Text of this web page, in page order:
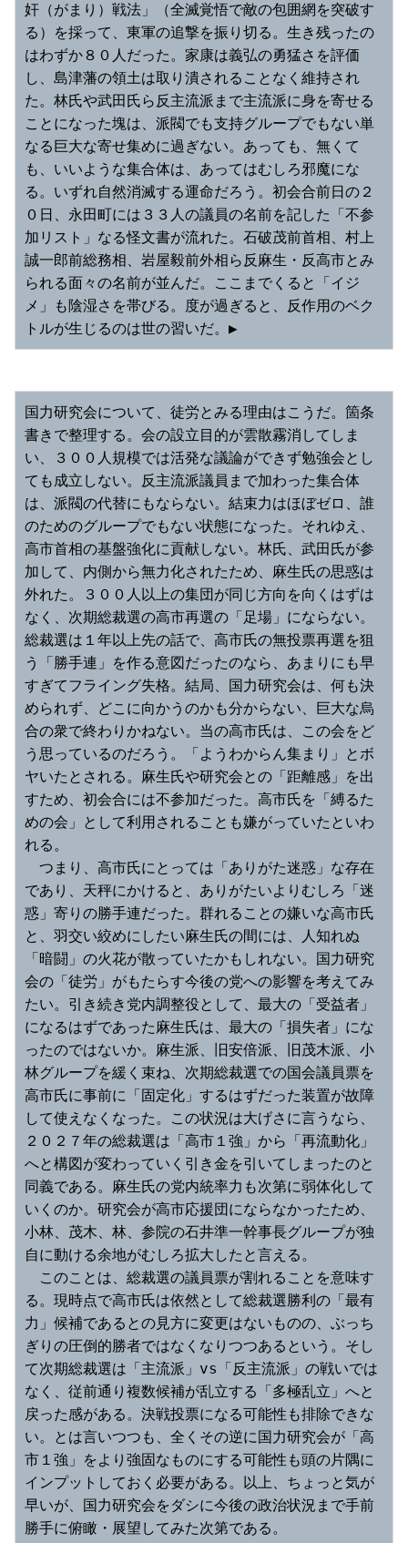
奸（がまり）戦法」（全滅覚悟で敵の包囲網を突破す
る）を採って、東軍の追撃を振り切る。生き残ったの
はわずか８０人だった。家康は義弘の勇猛さを評価
し、島津藩の領土は取り潰されることなく維持され
た。林氏や武田氏ら反主流派まで主流派に身を寄せる
ことになった塊は、派閥でも支持グループでもない単
なる巨大な寄せ集めに過ぎない。あっても、無くて
も、いいような集合体は、あってはむしろ邪魔にな
る。いずれ自然消滅する運命だろう。初会合前日の２
０日、永田町には３３人の議員の名前を記した「不参
加リスト」なる怪文書が流れた。石破茂前首相、村上
誠一郎前総務相、岩屋毅前外相ら反麻生・反高市とみ
られる面々の名前が並んだ。ここまでくると「イジ
メ」も陰湿さを帯びる。度が過ぎると、反作用のベク
トルが生じるのは世の習いだ。▶︎
国力研究会について、徒労とみる理由はこうだ。箇条
書きで整理する。会の設立目的が雲散霧消してしま
い、３００人規模では活発な議論ができず勉強会とし
ても成立しない。反主流派議員まで加わった集合体
は、派閥の代替にもならない。結束力はほぼゼロ、誰
のためのグループでもない状態になった。それゆえ、
高市首相の基盤強化に貢献しない。林氏、武田氏が参
加して、内側から無力化されたため、麻生氏の思惑は
外れた。３００人以上の集団が同じ方向を向くはずは
なく、次期総裁選の高市再選の「足場」にならない。
総裁選は１年以上先の話で、高市氏の無投票再選を狙
う「勝手連」を作る意図だったのなら、あまりにも早
すぎてフライング失格。結局、国力研究会は、何も決
められず、どこに向かうのかも分からない、巨大な烏
合の衆で終わりかねない。当の高市氏は、この会をど
う思っているのだろう。「ようわからん集まり」とボ
ヤいたとされる。麻生氏や研究会との「距離感」を出
すため、初会合には不参加だった。高市氏を「縛るた
めの会」として利用されることも嫌がっていたといわ
れる。
つまり、高市氏にとっては「ありがた迷惑」な存在
であり、天秤にかけると、ありがたいよりむしろ「迷
惑」寄りの勝手連だった。群れることの嫌いな高市氏
と、羽交い絞めにしたい麻生氏の間には、人知れぬ
「暗闘」の火花が散っていたかもしれない。国力研究
会の「徒労」がもたらす今後の党への影響を考えてみ
たい。引き続き党内調整役として、最大の「受益者」
になるはずであった麻生氏は、最大の「損失者」にな
ったのではないか。麻生派、旧安倍派、旧茂木派、小
林グループを緩く束ね、次期総裁選での国会議員票を
高市氏に事前に「固定化」するはずだった装置が故障
して使えなくなった。この状況は大げさに言うなら、
２０２７年の総裁選は「高市１強」から「再流動化」
へと構図が変わっていく引き金を引いてしまったのと
同義である。麻生氏の党内統率力も次第に弱体化して
いくのか。研究会が高市応援団にならなかったため、
小林、茂木、林、参院の石井準一幹事長グループが独
自に動ける余地がむしろ拡大したと言える。
このことは、総裁選の議員票が割れることを意味す
る。現時点で高市氏は依然として総裁選勝利の「最有
力」候補であるとの見方に変更はないものの、ぶっち
ぎりの圧倒的勝者ではなくなりつつあるという。そし
て次期総裁選は「主流派」vs「反主流派」の戦いでは
なく、従前通り複数候補が乱立する「多極乱立」へと
戻った感がある。決戦投票になる可能性も排除できな
い。とは言いつつも、全くその逆に国力研究会が「高
市１強」をより強固なものにする可能性も頭の片隅に
インプットしておく必要がある。以上、ちょっと気が
早いが、国力研究会をダシに今後の政治状況まで手前
勝手に俯瞰・展望してみた次第である。